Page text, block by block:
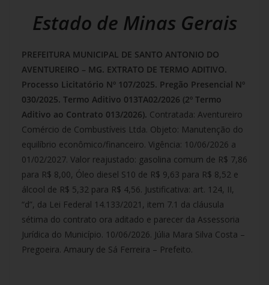
Estado de Minas Gerais
PREFEITURA MUNICIPAL DE SANTO ANTONIO DO
AVENTUREIRO – MG. EXTRATO DE TERMO ADITIVO.
Processo Licitatório Nº 107/2025. Pregão Presencial Nº
030/2025. Termo Aditivo 013TA02/2026 (2º Termo
Aditivo ao Contrato 013/2026). Contratada: Aventureiro
Comércio de Combustíveis Ltda. Objeto: Manutenção do
equilíbrio econômico/financeiro. Vigência: 10/06/2026 a
01/02/2027. Valor reajustado: gasolina comum de R$ 7,86
para R$ 8,00, Óleo diesel S10 de R$ 9,63 para R$ 8,52 e
álcool de R$ 5,32 para R$ 4,56. Justificativa: art. 124, II,
“d”, da Lei Federal 14.133/2021, item 7.1 da cláusula
sétima do contrato ora aditado e parecer da Assessoria
Jurídica do Município. 10/06/2026. Júlia Mara Silva Costa –
Pregoeira. Amaury de Sá Ferreira – Prefeito.